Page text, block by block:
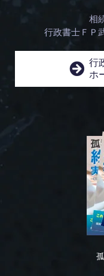
相
行政書士ＦＰ
行
ホ